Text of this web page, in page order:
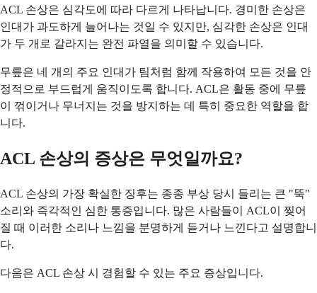
ACL 손상은 심각도에 따라 다르게 나타납니다. 경미한 손상은
인대가 과도하게 늘어나는 것일 수 있지만, 심각한 손상은 인대
가 두 개로 갈라지는 완전 파열을 의미할 수 있습니다.
무릎은 네 개의 주요 인대가 팀처럼 함께 작용하여 모든 것을 안
정적으로 부드럽게 움직이도록 합니다. ACL은 활동 중에 무릎
이 꺾이거나 무너지는 것을 방지하는 데 특히 중요한 역할을 합
니다.
ACL 손상의 증상은 무엇일까요?
ACL 손상의 가장 확실한 징후는 종종 부상 당시 들리는 큰 "뚝"
소리와 즉각적인 심한 통증입니다. 많은 사람들이 ACL이 찢어
질 때 이러한 소리나 느낌을 분명하게 듣거나 느낀다고 설명합니
다.
다음은 ACL 손상 시 경험할 수 있는 주요 증상입니다.